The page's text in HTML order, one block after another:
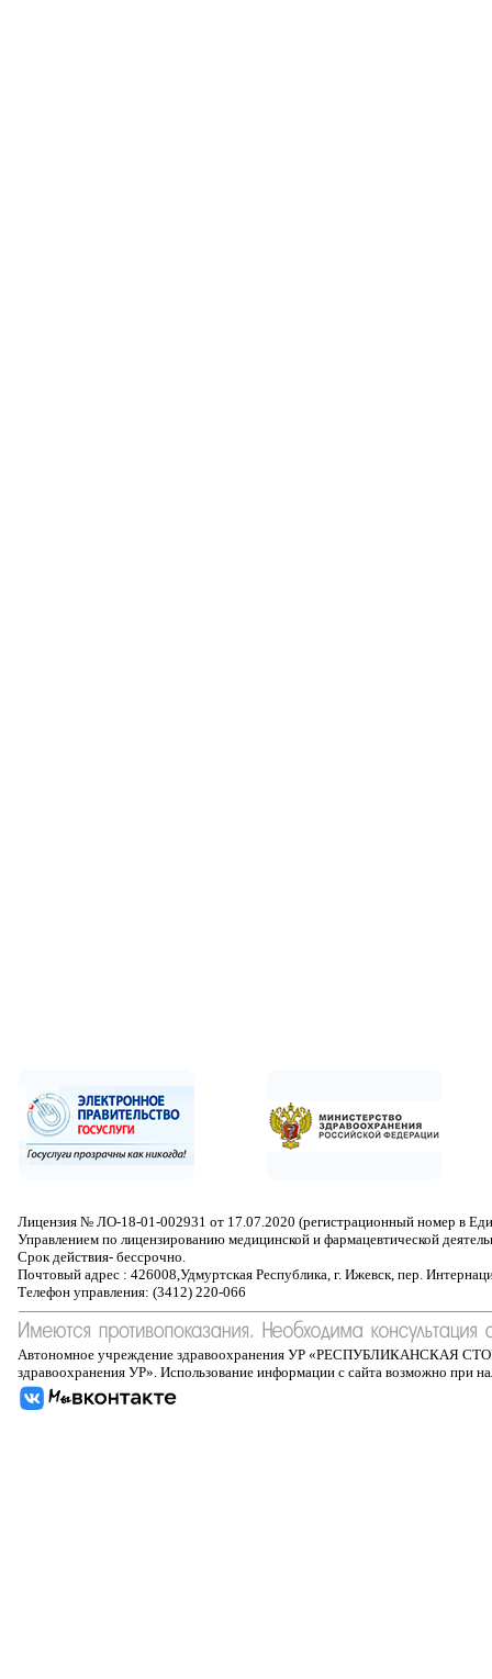
Лицензия № ЛО-18-01-002931 от 17.07.2020 (регистрационный номер в
Управлением по лицензированию медицинской и фармацевтической
Срок действия- бессрочно.
Почтовый адрес : 426008,Удмуртская Республика, г. Ижевск, пер.
Телефон управления: (3412) 220-066
Автономное учреждение здравоохранения УР
здравоохранения УР». Использование информации с сайта возможно при